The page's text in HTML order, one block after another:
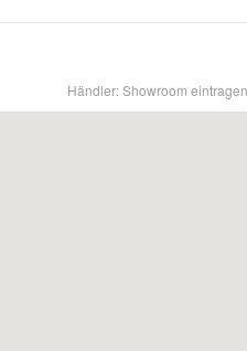
Händler: Showroom